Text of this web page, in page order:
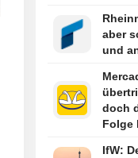
aber
und
doch
Folge
IfW: